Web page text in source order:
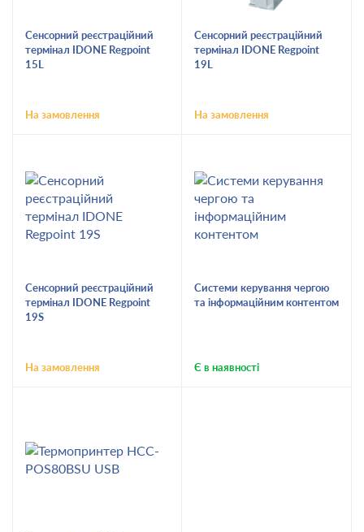
Сенсорний реєстраційний
термінал IDONE Regpoint
15L
На замовлення
Сенсорний реєстраційний
термінал IDONE Regpoint
19L
На замовлення
Сенсорний реєстраційний
термінал IDONE Regpoint
19S
На замовлення
Системи керування чергою
та інформаційним контентом
Є в наявності